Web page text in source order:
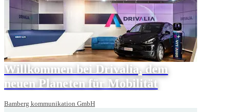
Willkommen bei Drivalia, dem
neuen Planeten für Mobilität
Bamberg kommunikation GmbH